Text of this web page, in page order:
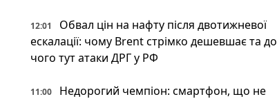
12:01
Обвал цін на нафту після двотижневої
ескалації: чому Brent стрімко дешевшає та до
чого тут атаки ДРГ у РФ
11:00
Недорогий чемпіон: смартфон, що не